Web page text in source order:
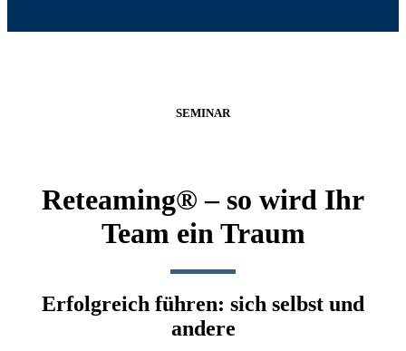
SEMINAR
Reteaming® – so wird Ihr
Team ein Traum
Erfolgreich führen: sich selbst und
andere